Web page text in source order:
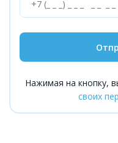
Нажимая на кнопку,
своих